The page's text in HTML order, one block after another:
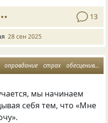
13
28 сен 2025
оправдание страх обесценивание
мы начинаем
себя тем, что «Мне